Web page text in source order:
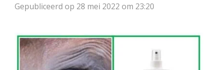
Gepubliceerd op 28 mei 2022 om 23:20